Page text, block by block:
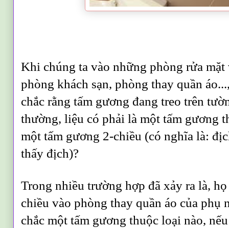
Khi chúng ta vào những phòng rửa
phòng khách sạn, phòng thay quần
chắc rằng tấm gương đang treo trên
thường, liệu có phải là một tấm gương
một tấm gương 2-chiều (có nghĩa là:
thấy địch)?
Trong nhiều trường hợp đã xảy ra là,
chiều vào phòng thay quần áo của phụ
chắc một tấm gương thuộc loại nào,